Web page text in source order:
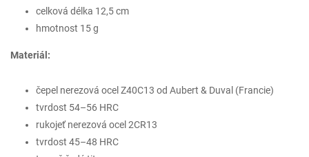
celková délka 12,5 cm
hmotnost 15 g
Materiál:
čepel nerezová ocel Z40C13 od Aubert & Duval (Francie)
tvrdost 54–56 HRC
rukojeť nerezová ocel 2CR13
tvrdost 45–48 HRC